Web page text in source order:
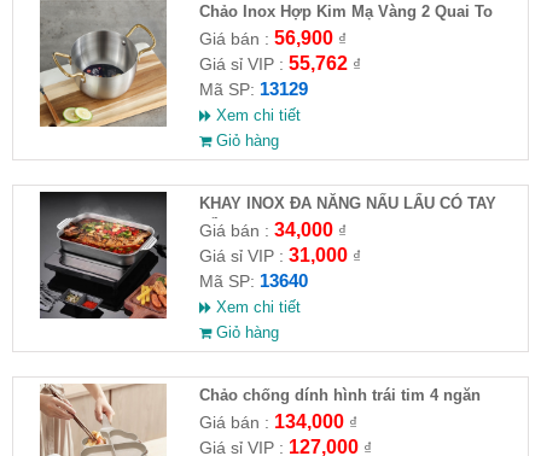
Chảo Inox Hợp Kim Mạ Vàng 2 Quai To
18cm
Giá bán : 56,900₫
Giá sỉ VIP : 55,762₫
Mã SP: 13129
Xem chi tiết
Giỏ hàng
KHAY INOX ĐA NĂNG NẤU LẨU CÓ TAY
CẦM
Giá bán : 34,000₫
Giá sỉ VIP : 31,000₫
Mã SP: 13640
Xem chi tiết
Giỏ hàng
Chảo chống dính hình trái tim 4 ngăn
Giá bán : 134,000₫
Giá sỉ VIP : 127,000₫